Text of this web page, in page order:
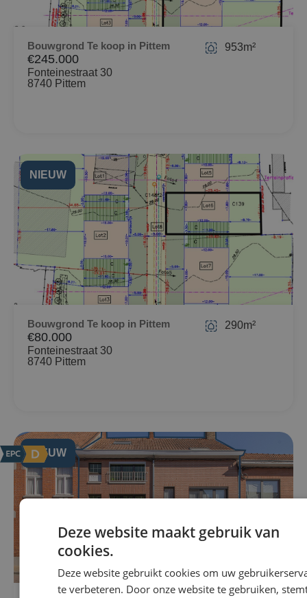
Bouwgrond Te koop in Pittem
€245.000
Fonteinestraat 30
8740 Pittem
953m²
NIEUW
Bouwgrond Te koop in Pittem
€80.000
Fonteinestraat 30
8740 Pittem
290m²
NIEUW
Deze website maakt gebruik van
cookies.
Deze website gebruikt cookies om uw
te verbeteren. Door onze website te gebruiken,